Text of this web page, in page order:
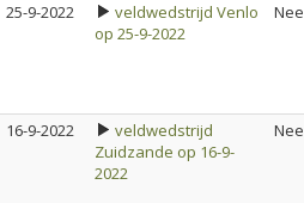
25-9-2022
veldwedstrijd Venlo
op 25-9-2022
Nee
16-9-2022
veldwedstrijd
Zuidzande op 16-9-
2022
Nee